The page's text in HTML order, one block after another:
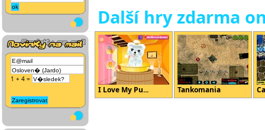
1 + 4 =
Další hry zdarma
I Love My Pu... Tankomania